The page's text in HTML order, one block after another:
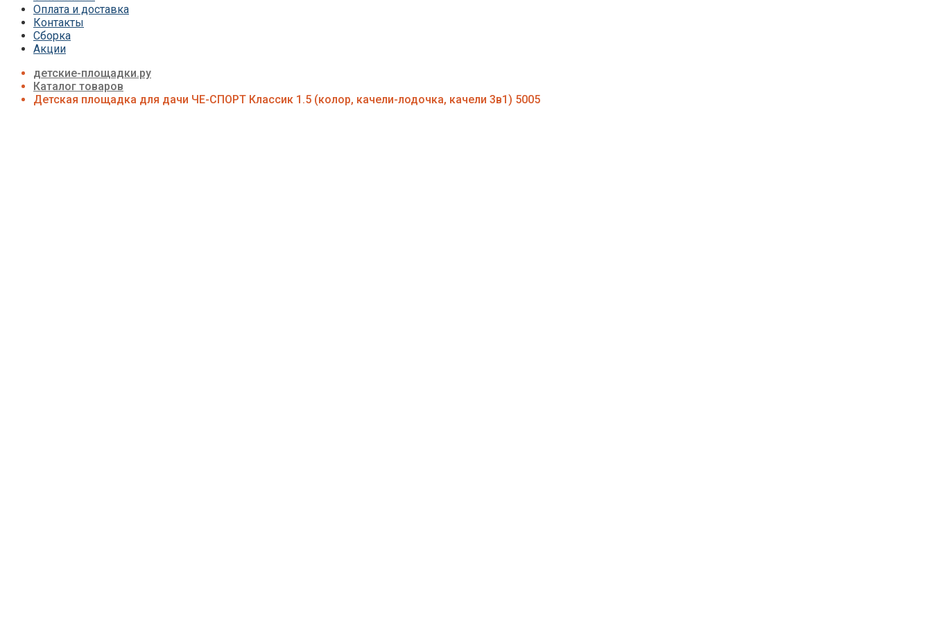
Детские площадки для дачи Формула Здоровья
Детские площадки для дачи IgraGrad Клубный домик
Детские площадки для дачи Perfetto Sport
Детские площадки Савушка Тусун
Оплата и доставка
Контакты
Сборка
Акции
детские-площадки.ру
Каталог товаров
Детская площадка для дачи ЧЕ-СПОРТ Классик 1.5 (колор, качели-лодочка, качели 3в1) 5005